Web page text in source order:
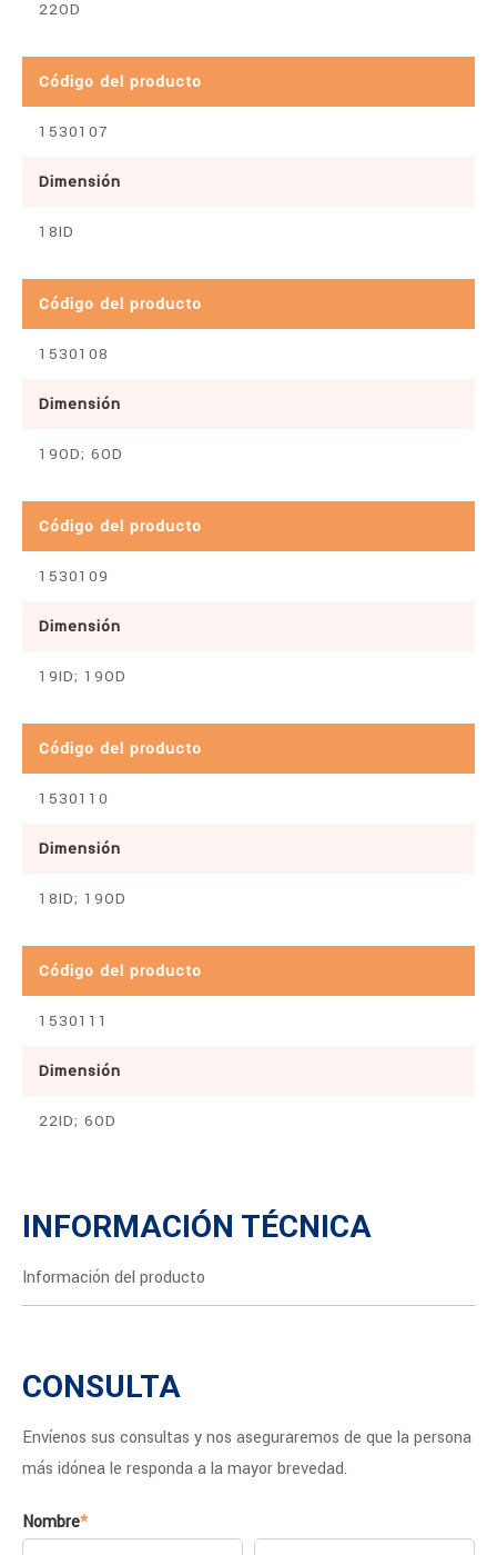
22OD
Código del producto
1530107
Dimensión
18ID
Código del producto
1530108
Dimensión
19OD; 6OD
Código del producto
1530109
Dimensión
19ID; 19OD
Código del producto
1530110
Dimensión
18ID; 19OD
Código del producto
1530111
Dimensión
22ID; 6OD
INFORMACIÓN TÉCNICA
Información del producto
CONSULTA
Envíenos sus consultas y nos aseguraremos de que la persona
más idónea le responda a la mayor brevedad.
Nombre*